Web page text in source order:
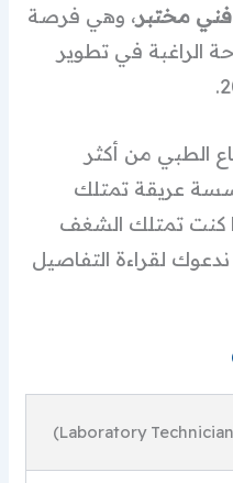
فني مختبر، وهي فرصة
الراغبة في تطوير
الطبي من أكثر
عريقة تمتلك
كنت تمتلك الشغف
ندعوك لقراءة التفاصيل